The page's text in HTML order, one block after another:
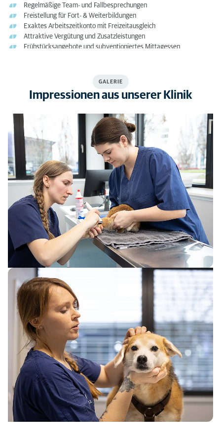
Regelmäßige Team- und Fallbesprechungen
Freistellung für Fort- & Weiterbildungen
Exaktes Arbeitszeitkonto mit Freizeitausgleich
Attraktive Vergütung und Zusatzleistungen
Frühstücksangebote und subventioniertes Mittagessen
GALERIE
Impressionen aus unserer Klinik